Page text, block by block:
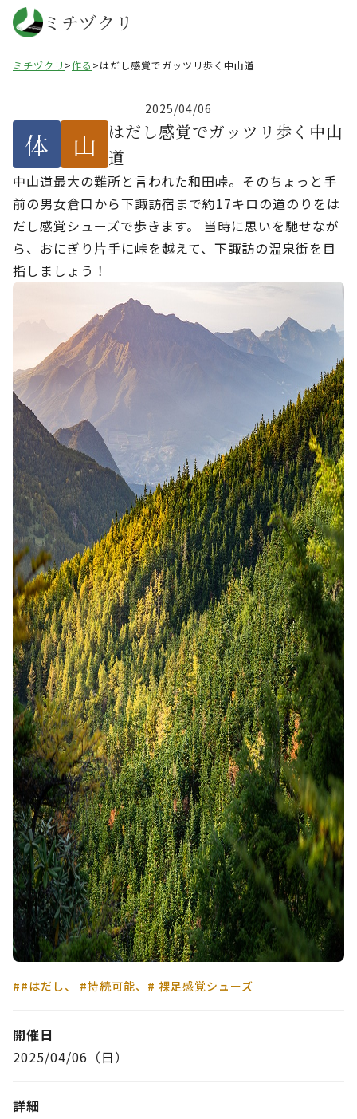
ミチヅクリ
ミチヅクリ >作る >はだし感覚でガッツリ歩く中山道
2025/04/06
体 山
はだし感覚でガッツリ歩く中山
道
中山道最大の難所と言われた和田峠。そのちょっと手
前の男女倉口から下諏訪宿まで約17キロの道のりをは
だし感覚シューズで歩きます。 当時に思いを馳せなが
ら、おにぎり片手に峠を越えて、下諏訪の温泉街を目
指しましょう！
##はだし、 #持続可能、# 裸足感覚シューズ
開催日
2025/04/06（日）
詳細